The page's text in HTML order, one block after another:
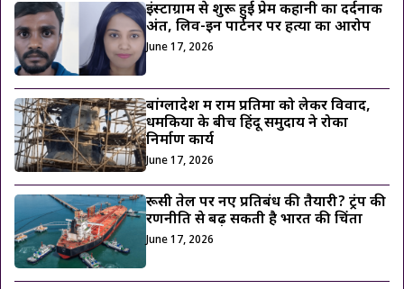
इंस्टाग्राम से शुरू हुई प्रेम कहानी का दर्दनाक
अंत, लिव-इन पार्टनर पर हत्या का आरोप
June 17, 2026
बांग्लादेश में राम प्रतिमा को लेकर विवाद,
धमकियों के बीच हिंदू समुदाय ने रोका
निर्माण कार्य
June 17, 2026
रूसी तेल पर नए प्रतिबंध की तैयारी? ट्रंप की
रणनीति से बढ़ सकती है भारत की चिंता
June 17, 2026